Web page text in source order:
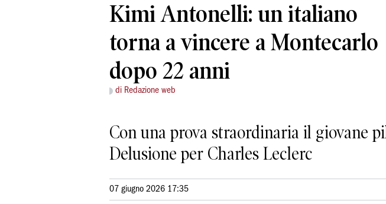
Kimi Antonelli: un italiano
torna a vincere a Montecarlo
dopo 22 anni
di Redazione web
Con una prova straordinaria il giovane
Delusione per Charles Leclerc
07 giugno 2026 17:35